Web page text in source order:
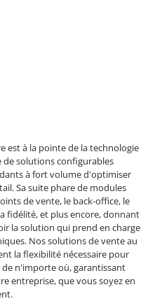
est à la pointe de la technologie
solutions configurables
à fort volume d'optimiser
Sa suite phare de modules
de vente, le back-office, le
fidélité, et plus encore, donnant
la solution qui prend en charge
Nos solutions de vente au
la flexibilité nécessaire pour
n'importe où, garantissant
entreprise, que vous soyez en